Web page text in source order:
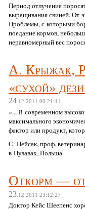
Период отлучения
выращивания свиней. От
Проблемы, с которыми
поедание кормов,
неравномерный вес
А. Крыжак,
«сухой»
24.12.2011 00:21:41
«... В современном
максимального
фактор или продукт,
С. Пейсак, проф.
в Пулавах, Польша
Откорм —
23 .12.2011 23:12:27
Доктор Кейс Шеепенс